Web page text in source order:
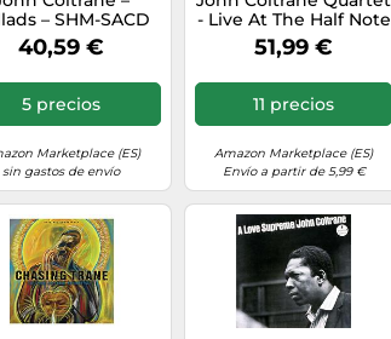
– SHM-SACD
40,59 €
5 precios
Marketplace (ES)
sin gastos de envío
- Live At The Half Note
Coffret 3LP 30cm Bleu
et Blanc [Vinilo]
51,99 €
11 precios
Amazon Marketplace (ES)
Envío a partir de 5,99 €